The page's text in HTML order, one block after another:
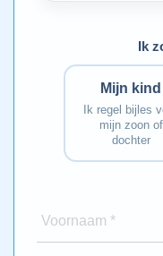
Ik
Mijn kind
Ik regel bijles
mijn zoon of
dochter
Voornaam *